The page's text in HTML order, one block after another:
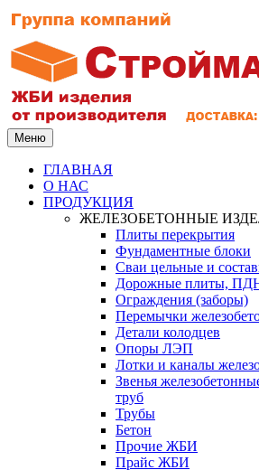
Меню
ГЛАВНАЯ
О НАС
ПРОДУКЦИЯ
ЖЕЛЕЗОБЕТОННЫЕ
Плиты перекрытия
Фундаментные блоки
Сваи цельные и
Дорожные плиты,
Ограждения (заборы)
Перемычки
Детали колодцев
Опоры ЛЭП
Лотки и каналы
Звенья
труб
Трубы
Бетон
Прочие ЖБИ
Прайс ЖБИ